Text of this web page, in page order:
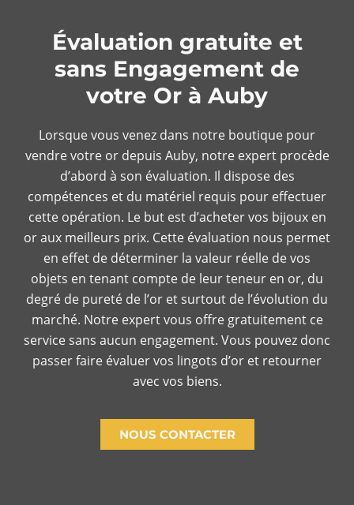
Évaluation gratuite et
sans Engagement de
votre Or à Auby
Lorsque vous venez dans notre boutique pour
vendre votre or depuis Auby, notre expert procède
d’abord à son évaluation. Il dispose des
compétences et du matériel requis pour effectuer
cette opération. Le but est d’acheter vos bijoux en
or aux meilleurs prix. Cette évaluation nous permet
en effet de déterminer la valeur réelle de vos
objets en tenant compte de leur teneur en or, du
degré de pureté de l’or et surtout de l’évolution du
marché. Notre expert vous offre gratuitement ce
service sans aucun engagement. Vous pouvez donc
passer faire évaluer vos lingots d’or et retourner
avec vos biens.
NOUS CONTACTER